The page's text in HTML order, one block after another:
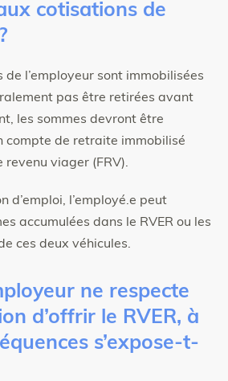
cotisations de
de l’employeur sont immobilisées
pas être retirées avant
les sommes devront être
compte de retraite immobilisé
revenu viager (FRV).
d’emploi, l’employé.e peut
accumulées dans le RVER ou les
ces deux véhicules.
ne respecte
d’offrir le RVER, à
s’expose-t-